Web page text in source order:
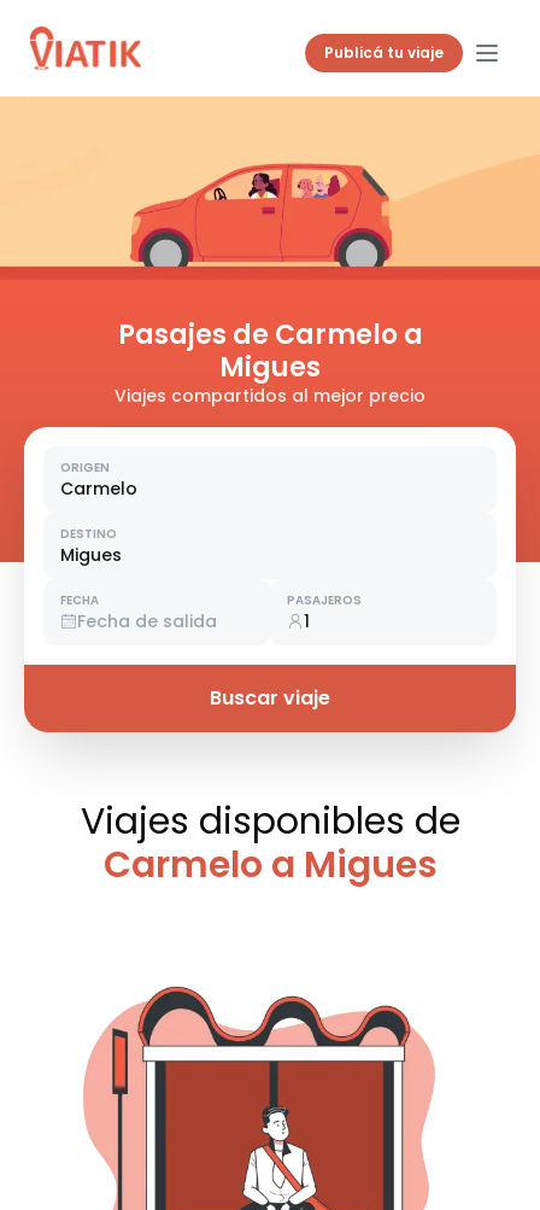
Publicá tu viaje
Pasajes de Carmelo a
Migues
Viajes compartidos al mejor precio
ORIGEN
Carmelo
DESTINO
Migues
FECHA
Fecha de salida
PASAJEROS
1
Buscar viaje
Viajes disponibles de
Carmelo a Migues